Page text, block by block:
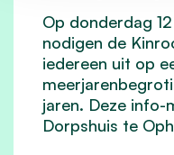
Op donderdag
nodigen de
iedereen uit op
jaren. Deze info-
Dorpshuis te